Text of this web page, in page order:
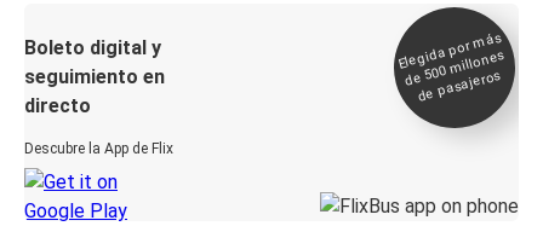
Boleto digital y
seguimiento en
directo
Descubre la App de Flix
Elegida por
más
de 500
millones
de pasajeros